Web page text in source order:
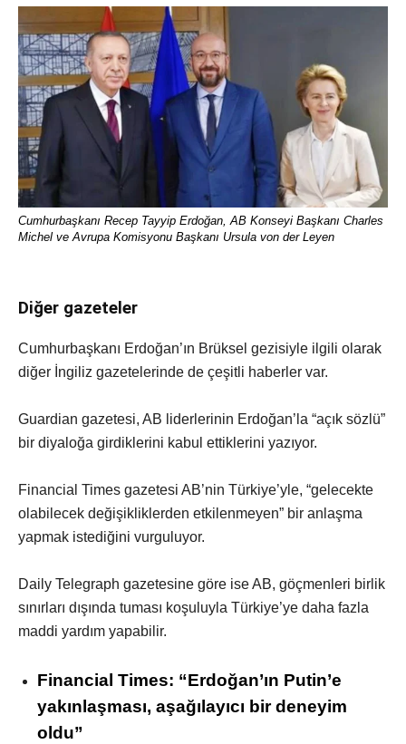
Cumhurbaşkanı Recep Tayyip Erdoğan, AB Konseyi Başkanı Charles
Michel ve Avrupa Komisyonu Başkanı Ursula von der Leyen
Diğer gazeteler
Cumhurbaşkanı Erdoğan’ın Brüksel gezisiyle ilgili olarak
diğer İngiliz gazetelerinde de çeşitli haberler var.
Guardian gazetesi, AB liderlerinin Erdoğan’la “açık sözlü”
bir diyaloğa girdiklerini kabul ettiklerini yazıyor.
Financial Times gazetesi AB’nin Türkiye’yle, “gelecekte
olabilecek değişikliklerden etkilenmeyen” bir anlaşma
yapmak istediğini vurguluyor.
Daily Telegraph gazetesine göre ise AB, göçmenleri birlik
sınırları dışında tuması koşuluyla Türkiye’ye daha fazla
maddi yardım yapabilir.
Financial Times: “Erdoğan’ın Putin’e
yakınlaşması, aşağılayıcı bir deneyim
oldu”